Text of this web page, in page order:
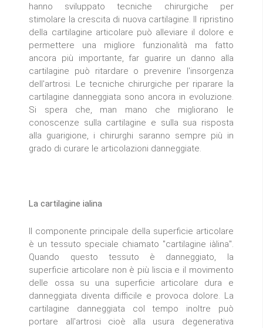
hanno sviluppato tecniche chirurgiche per
stimolare la crescita di nuova cartilagine. Il ripristino
della cartilagine articolare può alleviare il dolore e
permettere una migliore funzionalità ma fatto
ancora più importante, far guarire un danno alla
cartilagine può ritardare o prevenire l'insorgenza
dell'artrosi. Le tecniche chirurgiche per riparare la
cartilagine danneggiata sono ancora in evoluzione.
Si spera che, man mano che migliorano le
conoscenze sulla cartilagine e sulla sua risposta
alla guarigione, i chirurghi saranno sempre più in
grado di curare le articolazioni danneggiate.
La cartilagine ialina
Il componente principale della superficie articolare
è un tessuto speciale chiamato "cartilagine iàlina".
Quando questo tessuto è danneggiato, la
superficie articolare non è più liscia e il movimento
delle ossa su una superficie articolare dura e
danneggiata diventa difficile e provoca dolore. La
cartilagine danneggiata col tempo inoltre può
portare all'artrosi cioè alla usura degenerativa